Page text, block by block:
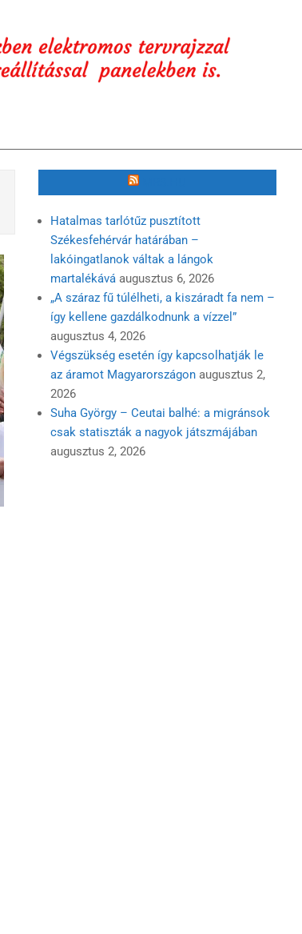
Hatalmas tarlótűz pusztított
Székesfehérvár határában –
lakóingatlanok váltak a lángok
martalékává augusztus 6, 2026
„A száraz fű túlélheti, a kiszáradt fa nem –
így kellene gazdálkodnunk a vízzel”
augusztus 4, 2026
Végszükség esetén így kapcsolhatják le
az áramot Magyarországon augusztus 2,
2026
Suha György – Ceutai balhé: a migránsok
csak statiszták a nagyok játszmájában
augusztus 2, 2026